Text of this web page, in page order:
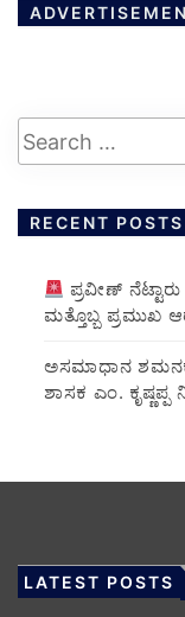
RECENT POSTS
ಪ್ರವೀಣ್
ಮತ್ತೊಬ್ಬ ಪ್ರಮುಖ
ಅಸಮಾಧಾನ
ಶಾಸಕ ಎಂ.
LATEST POSTS